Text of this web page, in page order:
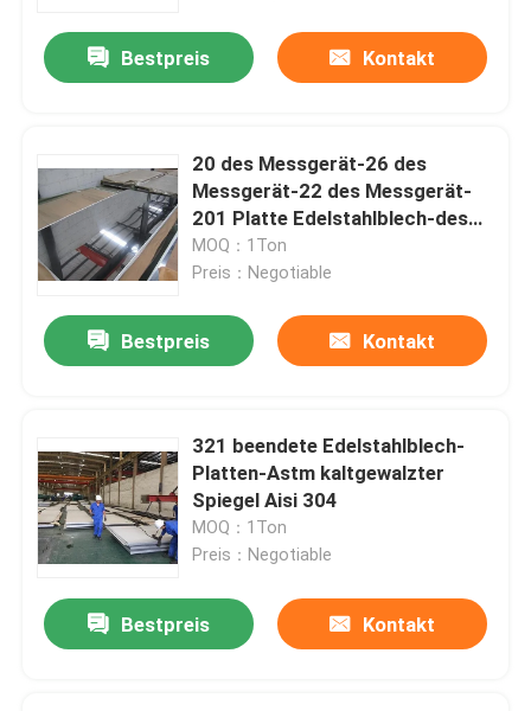
Bestpreis Kontakt
20 des Messgerät-26 des
Messgerät-22 des Messgerät-
201 Platte Edelstahlblech-des
Grad-430 SS
MOQ：1Ton
Preis：Negotiable
Bestpreis Kontakt
321 beendete Edelstahlblech-
Platten-Astm kaltgewalzter
Spiegel Aisi 304
MOQ：1Ton
Preis：Negotiable
Bestpreis Kontakt